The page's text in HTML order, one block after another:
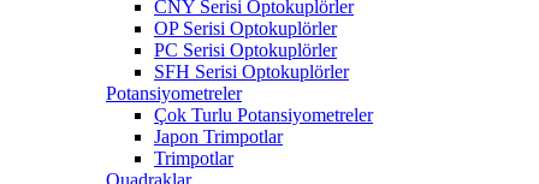
CNY Serisi Optokuplörler
OP Serisi Optokuplörler
PC Serisi Optokuplörler
SFH Serisi Optokuplörler
Potansiyometreler
Çok Turlu Potansiyometreler
Japon Trimpotlar
Trimpotlar
Quadraklar